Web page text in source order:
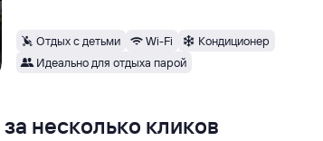
Отдых с детьми Wi-Fi
Кондиционер
Идеально для отдыха парой
несколько кликов